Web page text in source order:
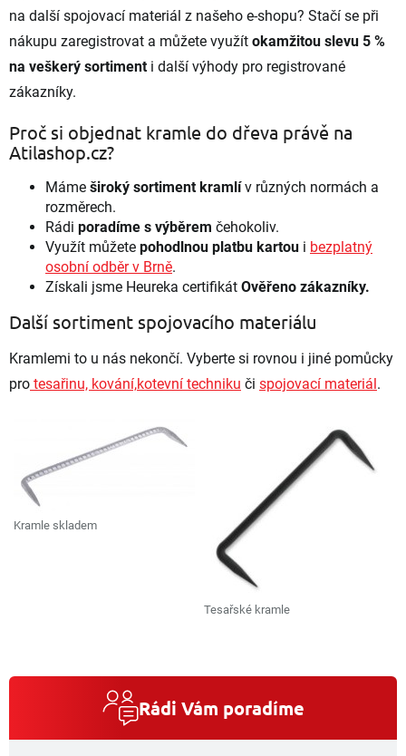
na další spojovací materiál z našeho e-shopu? Stačí se při
nákupu zaregistrovat a můžete využít okamžitou slevu 5 %
na veškerý sortiment i další výhody pro registrované
zákazníky.
Proč si objednat kramle do dřeva právě na
Atilashop.cz?
Máme široký sortiment kramlív různých normách a
rozměrech.
Rádi poradíme s výběrem čehokoliv.
Využít můžete pohodlnou platbu kartou i bezplatný
osobní odběr v Brně.
Získali jsme Heureka certifikát Ověřeno zákazníky.
Další sortiment spojovacího materiálu
Kramlemi to u nás nekončí. Vyberte si rovnou i jiné pomůcky
pro tesařinu, kování,kotevní techniku či spojovací materiál .
Kramle skladem
Tesařské kramle
Rádi Vám poradíme